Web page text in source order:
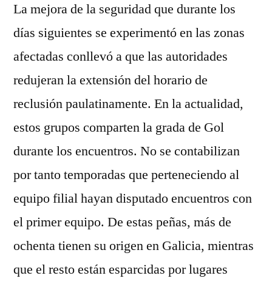
La mejora de la seguridad que durante los
días siguientes se experimentó en las zonas
afectadas conllevó a que las autoridades
redujeran la extensión del horario de
reclusión paulatinamente. En la actualidad,
estos grupos comparten la grada de Gol
durante los encuentros. No se contabilizan
por tanto temporadas que perteneciendo al
equipo filial hayan disputado encuentros con
el primer equipo. De estas peñas, más de
ochenta tienen su origen en Galicia, mientras
que el resto están esparcidas por lugares